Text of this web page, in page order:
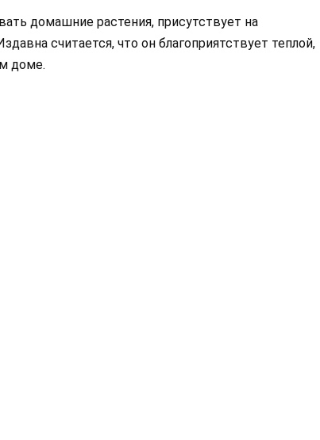
домашние растения, присутствует на
считается, что он благоприятствует теплой,
доме.